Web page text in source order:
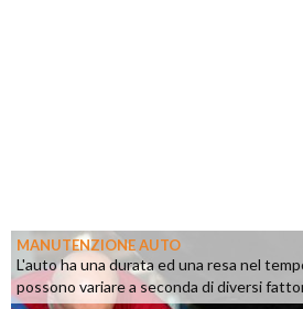
MANUTENZIONE AUTO
L'auto ha una durata ed una resa nel
possono variare a seconda di diversi